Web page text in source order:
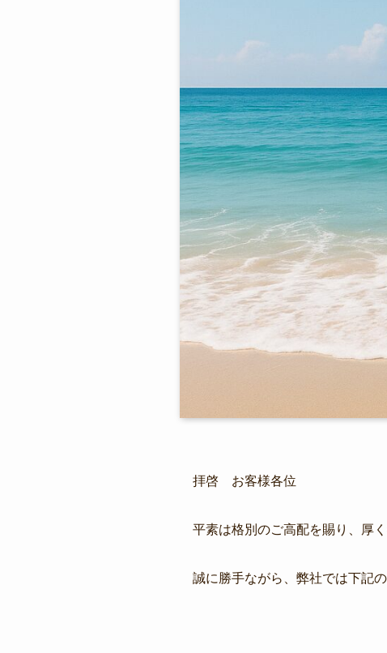
拝啓 お客様各位
平素は格別のご高配を賜り、厚
誠に勝手ながら、弊社では下記